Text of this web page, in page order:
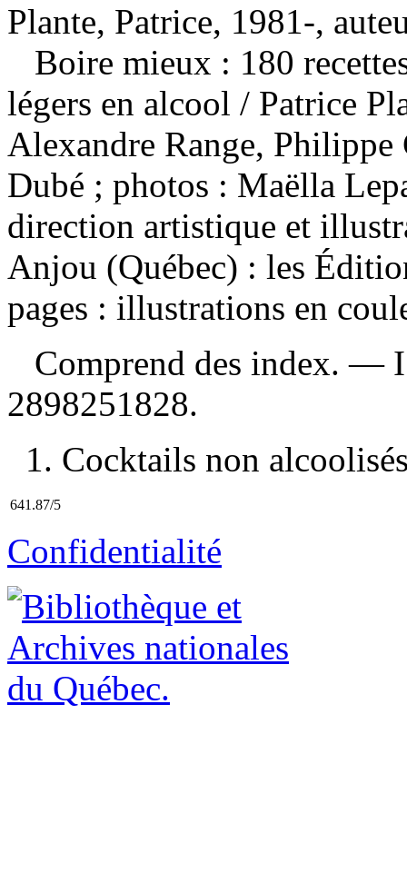
Plante, Patrice, 1981-,
Boire mieux : 180
légers en alcool / Patrice
Alexandre Range,
Dubé ; photos : Maëlla
direction artistique et
Anjou (Québec) : les
pages : illustrations en
Comprend des index. —
2898251828.
1. Cocktails non
641.87/5
Confidentialité